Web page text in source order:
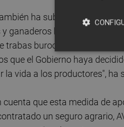
ha subrayado que
ganaderos beneficiarios,
trabas burocráticas es una
que el Gobierno haya
la vida a los productores", ha
cuenta que esta medida de
un seguro agrario,